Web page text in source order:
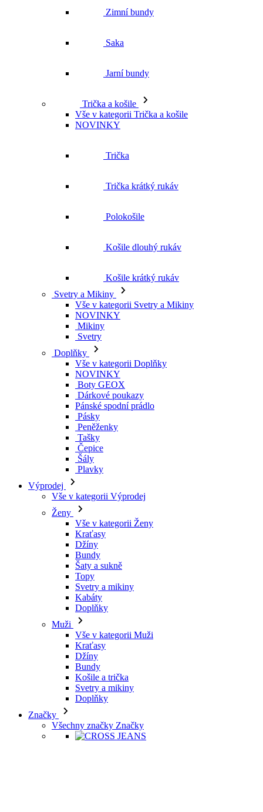
Zimní bundy
Saka
Jarní bundy
Trička a košile
Vše v kategorii Trička a košile
NOVINKY
Trička
Trička krátký rukáv
Polokošile
Košile dlouhý rukáv
Košile krátký rukáv
Svetry a Mikiny
Vše v kategorii Svetry a Mikiny
NOVINKY
Mikiny
Svetry
Doplňky
Vše v kategorii Doplňky
NOVINKY
Boty GEOX
Dárkové poukazy
Pánské spodní prádlo
Pásky
Peněženky
Tašky
Čepice
Šály
Plavky
Výprodej
Vše v kategorii Výprodej
Ženy
Vše v kategorii Ženy
Kraťasy
Džíny
Bundy
Šaty a sukně
Topy
Svetry a mikiny
Kabáty
Doplňky
Muži
Vše v kategorii Muži
Kraťasy
Džíny
Bundy
Košile a trička
Svetry a mikiny
Doplňky
Značky
Všechny značky Značky